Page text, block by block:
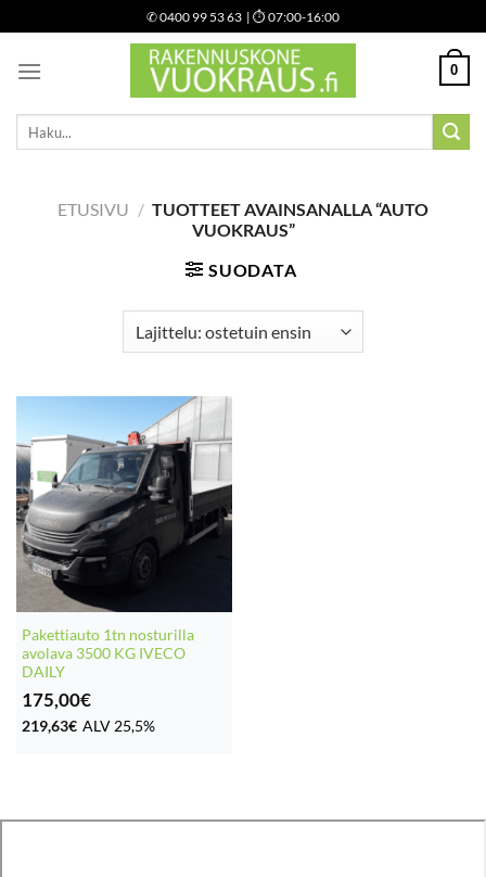
to
content
✆0400 99 53 63 | ⏱ 07:00-16:00
0
Etsi:
ETUSIVU / TUOTTEET AVAINSANALLA “AUTO
VUOKRAUS”
SUODATA
Pakettiauto 1tn nosturilla
avolava 3500 KG IVECO
DAILY
175,00€
219,63€ ALV 25,5%